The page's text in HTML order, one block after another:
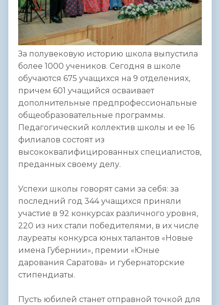
За полувековую историю школа выпустила
более 1000 учеников. Сегодня в школе
обучаются 675 учащихся на 9 отделениях,
причем 601 учащийся осваивает
дополнительные предпрофессиональные
общеобразовательные программы.
Педагогический коллектив школы и ее 16
филиалов состоят из
высококвалифицированных специалистов,
преданных своему делу.
Успехи школы говорят сами за себя: за
последний год 344 учащихся приняли
участие в 92 конкурсах различного уровня,
220 из них стали победителями, в их числе
лауреаты конкурса юных талантов «Новые
имена Губернии», премии «Юные
дарования Саратова» и губернаторские
стипендиаты.
Пусть юбилей станет отправной точкой для